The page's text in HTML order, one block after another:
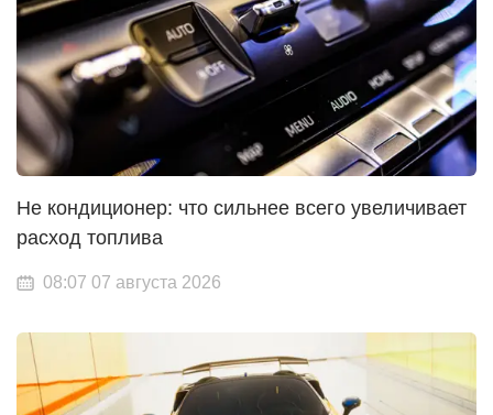
Не кондиционер: что сильнее всего увеличивает
расход топлива
08:07 07 августа 2026